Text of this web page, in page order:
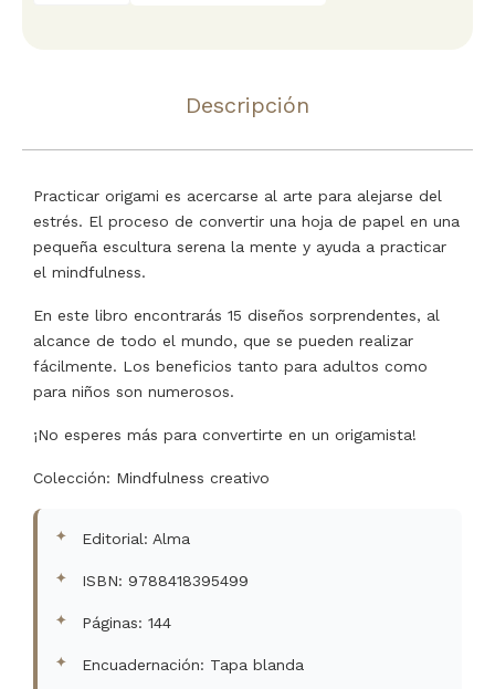
Descripción
Practicar origami es acercarse al arte para alejarse del
estrés. El proceso de convertir una hoja de papel en una
pequeña escultura serena la mente y ayuda a practicar
el mindfulness.
En este libro encontrarás 15 diseños sorprendentes, al
alcance de todo el mundo, que se pueden realizar
fácilmente. Los beneficios tanto para adultos como
para niños son numerosos.
¡No esperes más para convertirte en un origamista!
Colección: Mindfulness creativo
Editorial: Alma
ISBN: 9788418395499
Páginas: 144
Encuadernación: Tapa blanda